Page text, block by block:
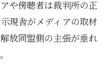
や傍聴者は裁判所の正
現舎がメディアの取材
放同盟側の主張が垂れ